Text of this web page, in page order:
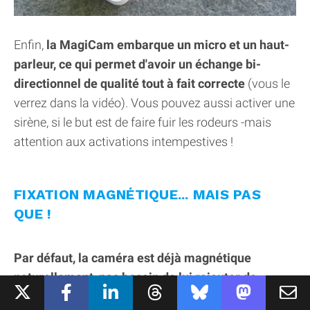
Enfin, la MagiCam embarque un micro et un haut-
parleur, ce qui permet d'avoir un échange bi-
directionnel de qualité tout à fait correcte (vous le
verrez dans la vidéo). Vous pouvez aussi activer une
sirène, si le but est de faire fuir les rodeurs -mais
attention aux activations intempestives !
FIXATION MAGNÉTIQUE... MAIS PAS
QUE !
Par défaut, la caméra est déjà magnétique
naturellement, pas besoin de lui rajouter de
support ou autre.